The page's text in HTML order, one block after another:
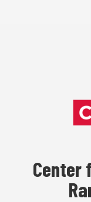
Center